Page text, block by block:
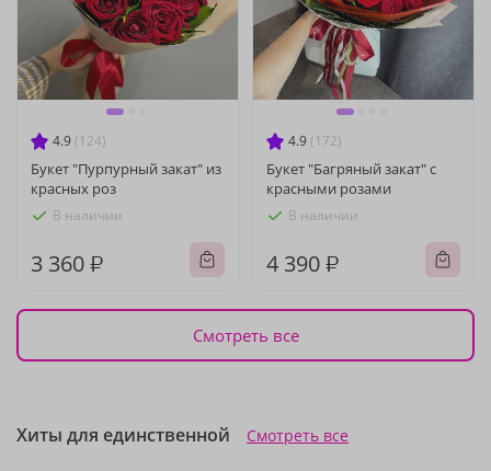
4.9 (124)
Букет "Пурпурный закат" из
красных роз
В наличии
3 360 ₽
4.9 (172)
Букет "Багряный закат" с
красными розами
В наличии
4 390 ₽
Смотреть все
Хиты для единственной Смотреть все